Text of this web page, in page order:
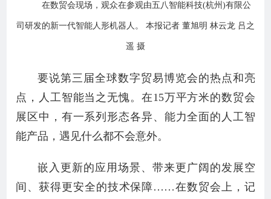
在数贸会现场，观众在参观由五八智能科技(杭州)有限公
司研发的新一代智能人形机器人。 本报记者 董旭明 林云龙 吕之
遥 摄
要说第三届全球数字贸易博览会的热点和亮
点，人工智能当之无愧。在15万平方米的数贸会
展区中，有一系列形态各异、能力全面的人工智
能产品，遇见什么都不会意外。
嵌入更新的应用场景、带来更广阔的发展空
间、获得更安全的技术保障……在数贸会上，记